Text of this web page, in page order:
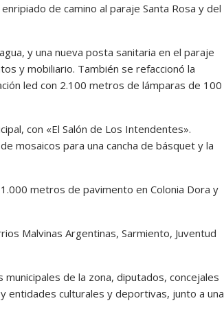
de camino al paraje Santa Rosa y del
y una nueva posta sanitaria en el paraje
y mobiliario. También se refaccionó la
led con 2.100 metros de lámparas de 100
con «El Salón de Los Intendentes».
mosaicos para una cancha de básquet y la
metros de pavimento en Colonia Dora y
Malvinas Argentinas, Sarmiento, Juventud
de la zona, diputados, concejales
culturales y deportivas, junto a una